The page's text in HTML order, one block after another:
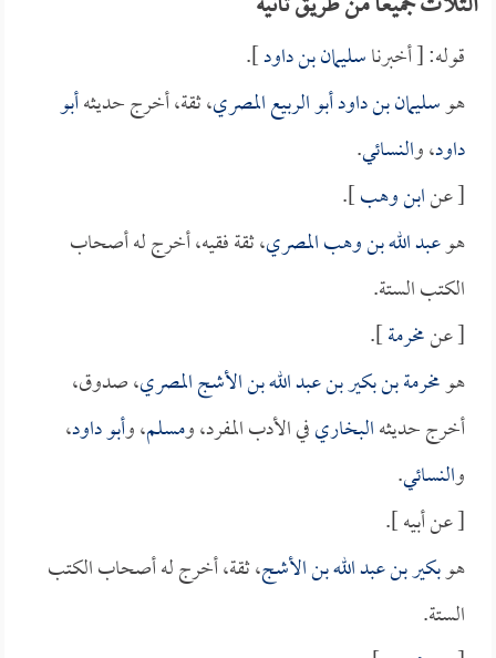
قوله: [ أخبرناسليمان بن داود].
هوسليمان بن داود أبو الربيع المصري، ثقة، أخرج حديثهأبو
داود، والنسائي.
[ عنابن وهب].
هوعبد الله بن وهب المصري، ثقة فقيه، أخرج له أصحاب
الكتب الستة.
[ عنمخرمة].
هومخرمة بن بكير بن عبد الله بن الأشج المصري، صدوق،
أخرج حديثهالبخاريفي الأدب المفرد، ومسلم، وأبو داود،
والنسائي.
[ عن أبيه ].
هوبكير بن عبد الله بن الأشج، ثقة، أخرج له أصحاب الكتب
الستة.